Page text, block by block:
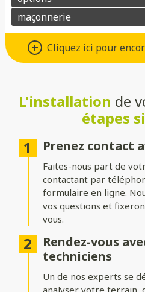
Cliquez ici pour
Différents types
Choisissez le système
Battant: idéal pour les larges
classique à deux vantaux.
optimise le dégagement latéral.
Coulissant autoportant: sans
fonctionnement fluide et une
Formes du portail
Ajoutez du style à votre entrée
portails :
dynamique.
L'installation de
étapes
Prenez contact
Faites-nous part de
contactant par
formulaire en ligne.
vos questions et
vous.
Rendez-vous
techniciens
Un de nos experts se